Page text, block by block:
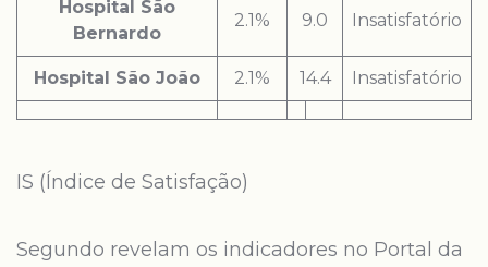
Hospital São
Bernardo
2.1% 9.0 Insatisfatório
Hospital São João 2.1% 14.4 Insatisfatório
IS (Índice de Satisfação)
Segundo revelam os indicadores no Portal da